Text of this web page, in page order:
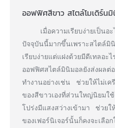
ออฟฟิศสีขาว สไตล์โมเดิร์น
เมื่อความเรียบง่ายเป็นอะ
ปัจจุบันนี้มากขึ้นเพราะสไตล์
เรียบง่ายแต่แฝงด้วยมีดีเทล
ออฟฟิศสไตล์มินิมอลยังส่งผลต่
ทำงานอย่างเช่น ช่วยให้ไม่เ
ของสีขาวเองที่ส่วนใหญ่นิยม
โปร่งมีแสงสว่างเข้ามา ช่วย
ของเฟอร์นิเจอร์นั้นก็คงจะเลื